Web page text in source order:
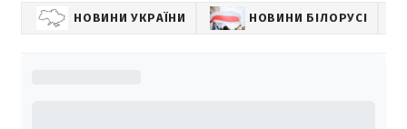
НОВИНИ УКРАЇНИ НОВИНИ БІЛОРУСІ